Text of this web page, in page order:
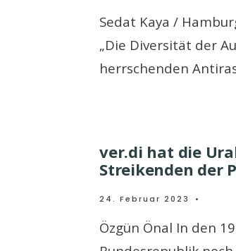
Sedat Kaya /
„Die Diversität der
herrschenden
ver.di hat die
Streikenden der
24. Februar 2023 •
Özgün Önal In den